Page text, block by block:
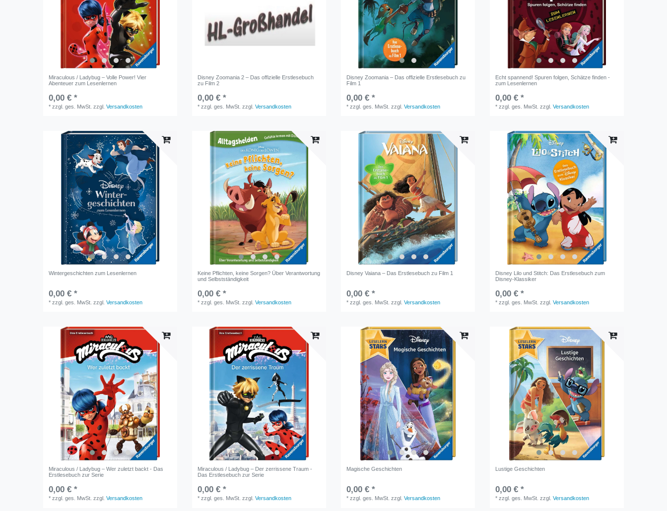
Miraculous / Ladybug – Volle Power! Vier
Abenteuer zum Lesenlernen
0,00 € *
*zzgl. ges. MwSt. zzgl.Versandkosten
Disney Zoomania 2 – Das offizielle Erstlesebuch
zu Film 2
0,00 € *
*zzgl. ges. MwSt. zzgl.Versandkosten
Disney Zoomania – Das offizielle Erstlesebuch zu
Film 1
0,00 € *
*zzgl. ges. MwSt. zzgl.Versandkosten
Echt spannend! Spuren folgen, Schätze finden -
zum Lesenlernen
0,00 € *
*zzgl. ges. MwSt. zzgl.Versandkosten
Wintergeschichten zum Lesenlernen
0,00 € *
*zzgl. ges. MwSt. zzgl.Versandkosten
Keine Pflichten, keine Sorgen? Über Verantwortung
und Selbstständigkeit
0,00 € *
*zzgl. ges. MwSt. zzgl.Versandkosten
Disney Vaiana – Das Erstlesebuch zu Film 1
0,00 € *
*zzgl. ges. MwSt. zzgl.Versandkosten
Disney Lilo und Stitch: Das Erstlesebuch zum
Disney-Klassiker
0,00 € *
*zzgl. ges. MwSt. zzgl.Versandkosten
Miraculous / Ladybug – Wer zuletzt backt - Das
Erstlesebuch zur Serie
0,00 € *
*zzgl. ges. MwSt. zzgl.Versandkosten
Miraculous / Ladybug – Der zerrissene Traum -
Das Erstlesebuch zur Serie
0,00 € *
*zzgl. ges. MwSt. zzgl.Versandkosten
Magische Geschichten
0,00 € *
*zzgl. ges. MwSt. zzgl.Versandkosten
Lustige Geschichten
0,00 € *
*zzgl. ges. MwSt. zzgl.Versandkosten